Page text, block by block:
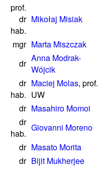
prof.
dr
hab.
Mikołaj Misiak
mgr Marta Miszczak
dr Anna Modrak-
Wójcik
dr
hab.
Maciej Molas, prof.
UW
dr Masahiro Momoi
dr
hab.
Giovanni Moreno
dr Masato Morita
dr Bijit Mukherjee